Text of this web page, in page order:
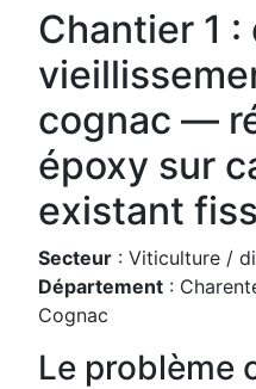
Chantier 1 :
cognac —
époxy sur
existant
Secteur : Viticulture /
Département :
Cognac
Le problème